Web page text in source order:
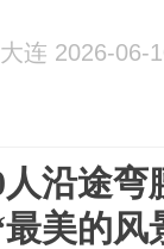
连 2026-06-
人沿途
美的风